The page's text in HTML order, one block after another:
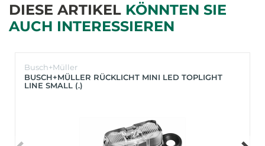
DIESE ARTIKEL KÖNNTEN SIE
AUCH INTERESSIEREN
Busch+Müller
BUSCH+MÜLLER RÜCKLICHT MINI LED TOPLIGHT
LINE SMALL (.)